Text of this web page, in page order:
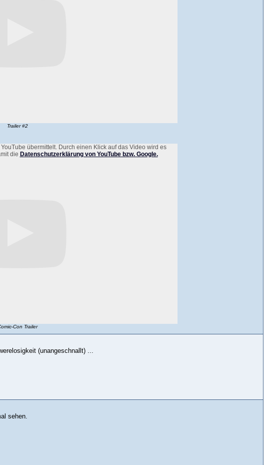
Trailer #2
übermittelt. Durch einen Klick auf das Video wird es
die Datenschutzerklärung von YouTube bzw. Google.
Con Trailer
(unangeschnallt) ...
sehen.